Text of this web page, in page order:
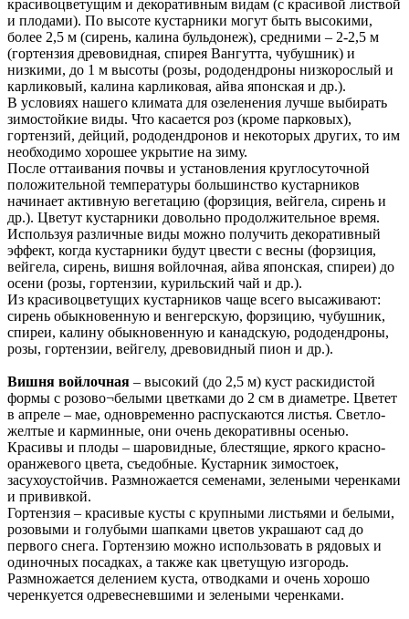
красивоцветущим и декоративным видам (с красивой листвой
и плодами). По высоте кустарники могут быть высокими,
более 2,5 м (сирень, калина бульдонеж), средними – 2-2,5 м
(гортензия древовидная, спирея Вангутта, чубушник) и
низкими, до 1 м высоты (розы, рододендроны низкорослый и
карликовый, калина карликовая, айва японская и др.).
В условиях нашего климата для озеленения лучше выбирать
зимостойкие виды. Что касается роз (кроме парковых),
гортензий, дейций, рододендронов и некоторых других, то им
необходимо хорошее укрытие на зиму.
После оттаивания почвы и установления круглосуточной
положительной температуры большинство кустарников
начинает активную вегетацию (форзиция, вейгела, сирень и
др.). Цветут кустарники довольно продолжительное время.
Используя различные виды можно получить декоративный
эффект, когда кустарники будут цвести с весны (форзиция,
вейгела, сирень, вишня войлочная, айва японская, спиреи) до
осени (розы, гортензии, курильский чай и др.).
Из красивоцветущих кустарников чаще всего высаживают:
сирень обыкновенную и венгерскую, форзицию, чубушник,
спиреи, калину обыкновенную и канадскую, рододендроны,
розы, гортензии, вейгелу, древовидный пион и др.).
Вишня войлочная – высокий (до 2,5 м) куст раскидистой
формы с розово¬белыми цветками до 2 см в диаметре. Цветет
в апреле – мае, одновременно распускаются листья. Светло­
желтые и карминные, они очень декоративны осенью.
Красивы и плоды – шаровидные, блестящие, яркого красно-
оранжевого цвета, съедобные. Кустарник зимостоек,
засухоустойчив. Размножается семенами, зелеными черенками
и прививкой.
Гортензия – красивые кусты с крупными листьями и белыми,
розовыми и голубыми шапками цветов украшают сад до
первого снега. Гортензию можно использовать в рядовых и
одиночных посадках, а также как цветущую изгородь.
Размножается делением куста, отводками и очень хорошо
черенкуется одревесневшими и зелеными черенками.